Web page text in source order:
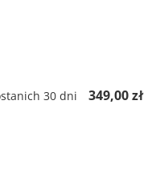
30 dni 349,00 zł